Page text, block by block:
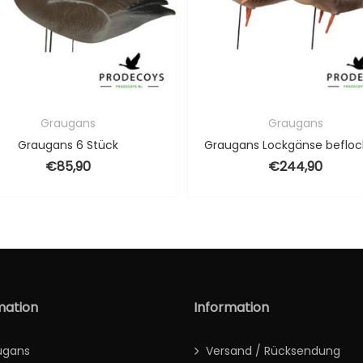
Graugans
Graugans 6 Stück
€85,90
Graugans
€244,90
Information
Versand / Rücksendung